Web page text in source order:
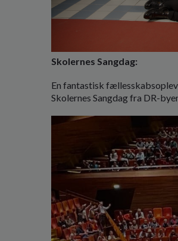
Skolernes Sangdag:
En fantastisk
Skolernes Sangdag fra DR-